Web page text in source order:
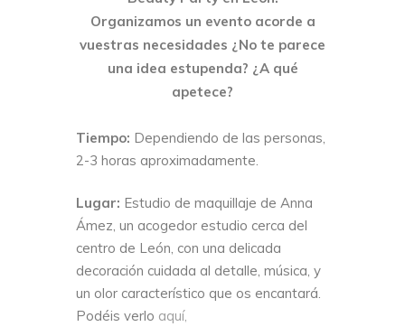
Organizamos un evento acorde a
vuestras necesidades ¿No te parece
una idea estupenda? ¿A qué
apetece?
Tiempo: Dependiendo de las personas,
2-3 horas aproximadamente.
Lugar: Estudio de maquillaje de Anna
Ámez, un acogedor estudio cerca del
centro de León, con una delicada
decoración cuidada al detalle, música, y
un olor característico que os encantará.
Podéis verlo aquí,